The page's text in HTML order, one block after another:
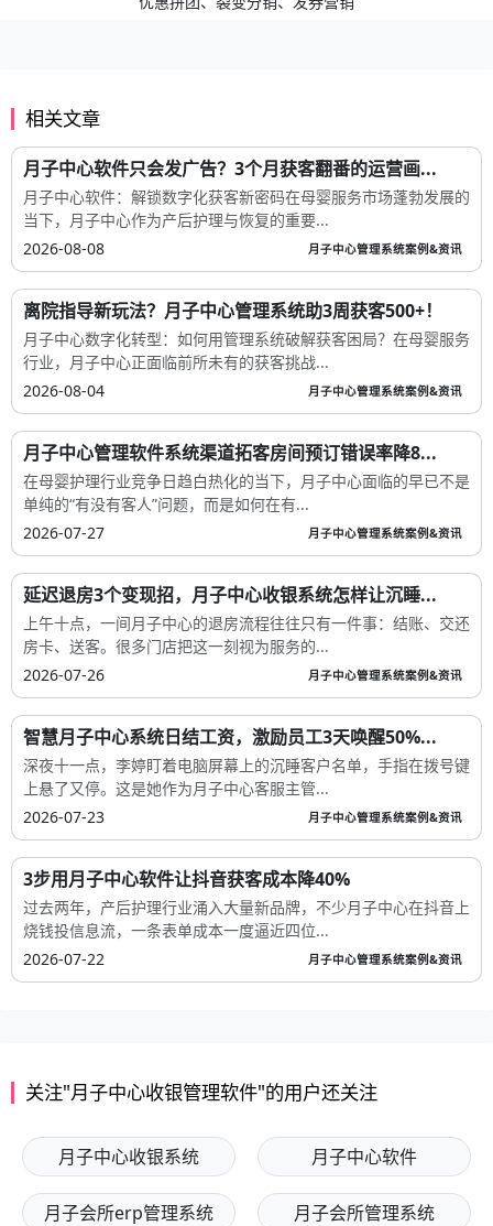
相关文章
月子中心软件只会发广告？3个月获客翻番的运营画...
月子中心软件：解锁数字化获客新密码在母婴服务市场蓬勃发展的
当下，月子中心作为产后护理与恢复的重要...
2026-08-08
月子中心管理系统案例&资讯
离院指导新玩法？月子中心管理系统助3周获客500+！
月子中心数字化转型：如何用管理系统破解获客困局？在母婴服务
行业，月子中心正面临前所未有的获客挑战...
2026-08-04
月子中心管理系统案例&资讯
月子中心管理软件系统渠道拓客房间预订错误率降8...
在母婴护理行业竞争日趋白热化的当下，月子中心面临的早已不是
单纯的“有没有客人”问题，而是如何在有...
2026-07-27
月子中心管理系统案例&资讯
延迟退房3个变现招，月子中心收银系统怎样让沉睡...
上午十点，一间月子中心的退房流程往往只有一件事：结账、交还
房卡、送客。很多门店把这一刻视为服务的...
2026-07-26
月子中心管理系统案例&资讯
智慧月子中心系统日结工资，激励员工3天唤醒50%...
深夜十一点，李婷盯着电脑屏幕上的沉睡客户名单，手指在拨号键
上悬了又停。这是她作为月子中心客服主管...
2026-07-23
月子中心管理系统案例&资讯
3步用月子中心软件让抖音获客成本降40%
过去两年，产后护理行业涌入大量新品牌，不少月子中心在抖音上
烧钱投信息流，一条表单成本一度逼近四位...
2026-07-22
月子中心管理系统案例&资讯
关注"月子中心收银管理软件"的用户还关注
月子中心收银系统 月子中心软件
月子会所erp管理系统 月子会所管理系统